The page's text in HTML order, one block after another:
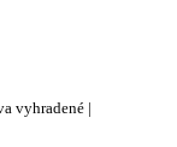
vyhradené |